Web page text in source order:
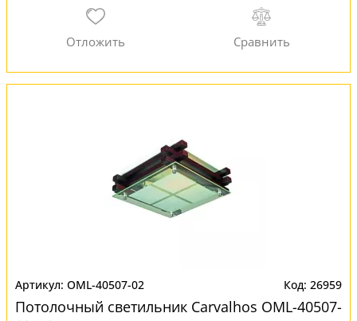
OML-40507-02 26959
Потолочный светильник Carvalhos OML-40507-